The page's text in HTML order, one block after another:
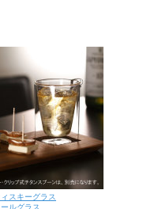
スキーグラス
ルグラス